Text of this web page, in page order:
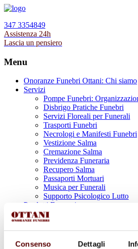
Consenso Dettagli
347 3354849
Assistenza 24h
Lascia un pensiero
Menu
Onoranze Funebri Ottani: Chi siamo
Servizi
Pompe Funebri:
Disbrigo Pratiche Funebri
Servizi Floreali per Funerali
Trasporti Funebri
Necrologi e Manifesti Funebri
Vestizione Salma
Cremazione Salma
Previdenza Funeraria
Recupero Salma
Passaporti Mortuari
Musica per Funerali
Supporto Psicologico Lutto
Prodotti Funerari
Lapidi, Lastre tombali e
Urne Cinerarie
Allestimento Funebre
Cofani Funebri